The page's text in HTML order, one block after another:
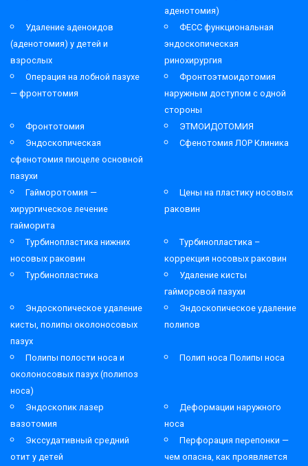
аденотомия)
Удаление аденоидов
(аденотомия) у детей и
взрослых
ФЕСС функциональная
эндоскопическая
ринохирургия
Операция на лобной пазухе
— фронтотомия
Фронтоэтмоидотомия
наружным доступом с одной
стороны
Фронтотомия
ЭТМОИДОТОМИЯ
Эндоскопическая
сфенотомия пиоцеле основной
пазухи
Сфенотомия ЛОР Клиника
Гайморотомия —
хирургическое лечение
гайморита
Цены на пластику носовых
раковин
Турбинопластика нижних
носовых раковин
Турбинопластика –
коррекция носовых раковин
Турбинопластика
Удаление кисты
гайморовой пазухи
Эндоскопическое удаление
кисты, полипы околоносовых
пазух
Эндоскопическое удаление
полипов
Полипы полости носа и
околоносовых пазух (полипоз
носа)
Полип носа Полипы носа
Эндоскопик лазер
вазотомия
Деформации наружного
носа
Экссудативный средний
отит у детей
Перфорация перепонки —
чем опасна, как проявляется